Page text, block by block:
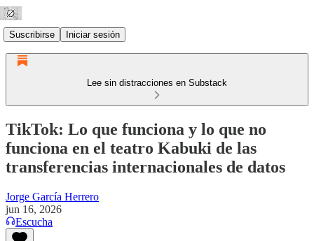
Suscribirse Iniciar sesión
Lee sin distracciones en Substack
TikTok: Lo que funciona y lo que no
funciona en el teatro Kabuki de las
transferencias internacionales de datos
Jorge García Herrero
jun 16, 2026
Escucha